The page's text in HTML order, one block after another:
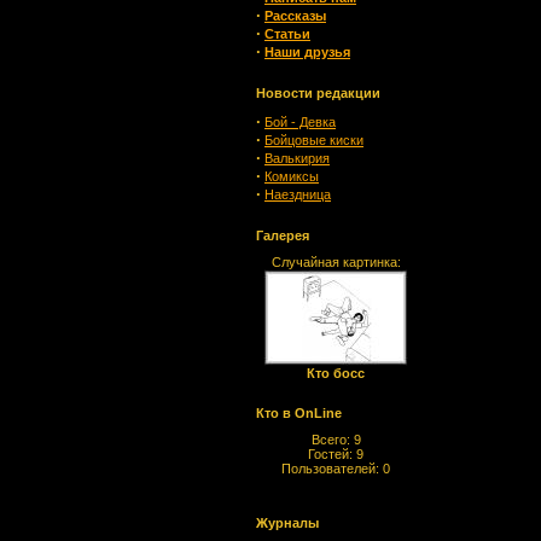
· Рассказы
· Статьи
· Наши друзья
Новости редакции
· Бой - Девка
· Бойцовые киски
· Валькирия
· Комиксы
· Наездница
Галерея
Случайная картинка:
Кто босс
Кто в OnLine
Всего: 9
Гостей: 9
Пользователей: 0
Журналы